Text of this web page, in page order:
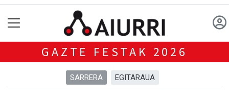
GAZTE FESTAK 2026
SARRERA EGITARAUA